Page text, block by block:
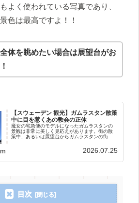
よく使われている写真であり、
色は最高ですよ！！
体を眺めたい場合は展望台がお
【スウェーデン 観光】ガムラスタン散策
中に目を惹くあの教会の正体
魔女の宅急便のモデルになったガムラスタンの
景観は非常に美しく見応えがあります。街の散
策中、あるいは展望台からガムラスタンの街並
はずです。Hej ストックホルムWebでストックホ
2026.07.25
目次